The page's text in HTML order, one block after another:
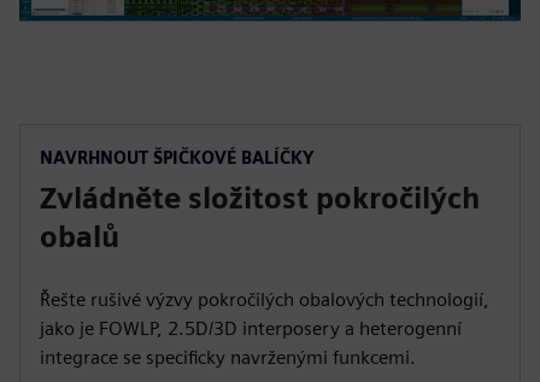
NAVRHNOUT ŠPIČKOVÉ BALÍČKY
Zvládněte složitost pokročilých
obalů
Řešte rušivé výzvy pokročilých obalových technologií,
jako je FOWLP, 2.5D/3D interposery a heterogenní
integrace se specificky navrženými funkcemi.